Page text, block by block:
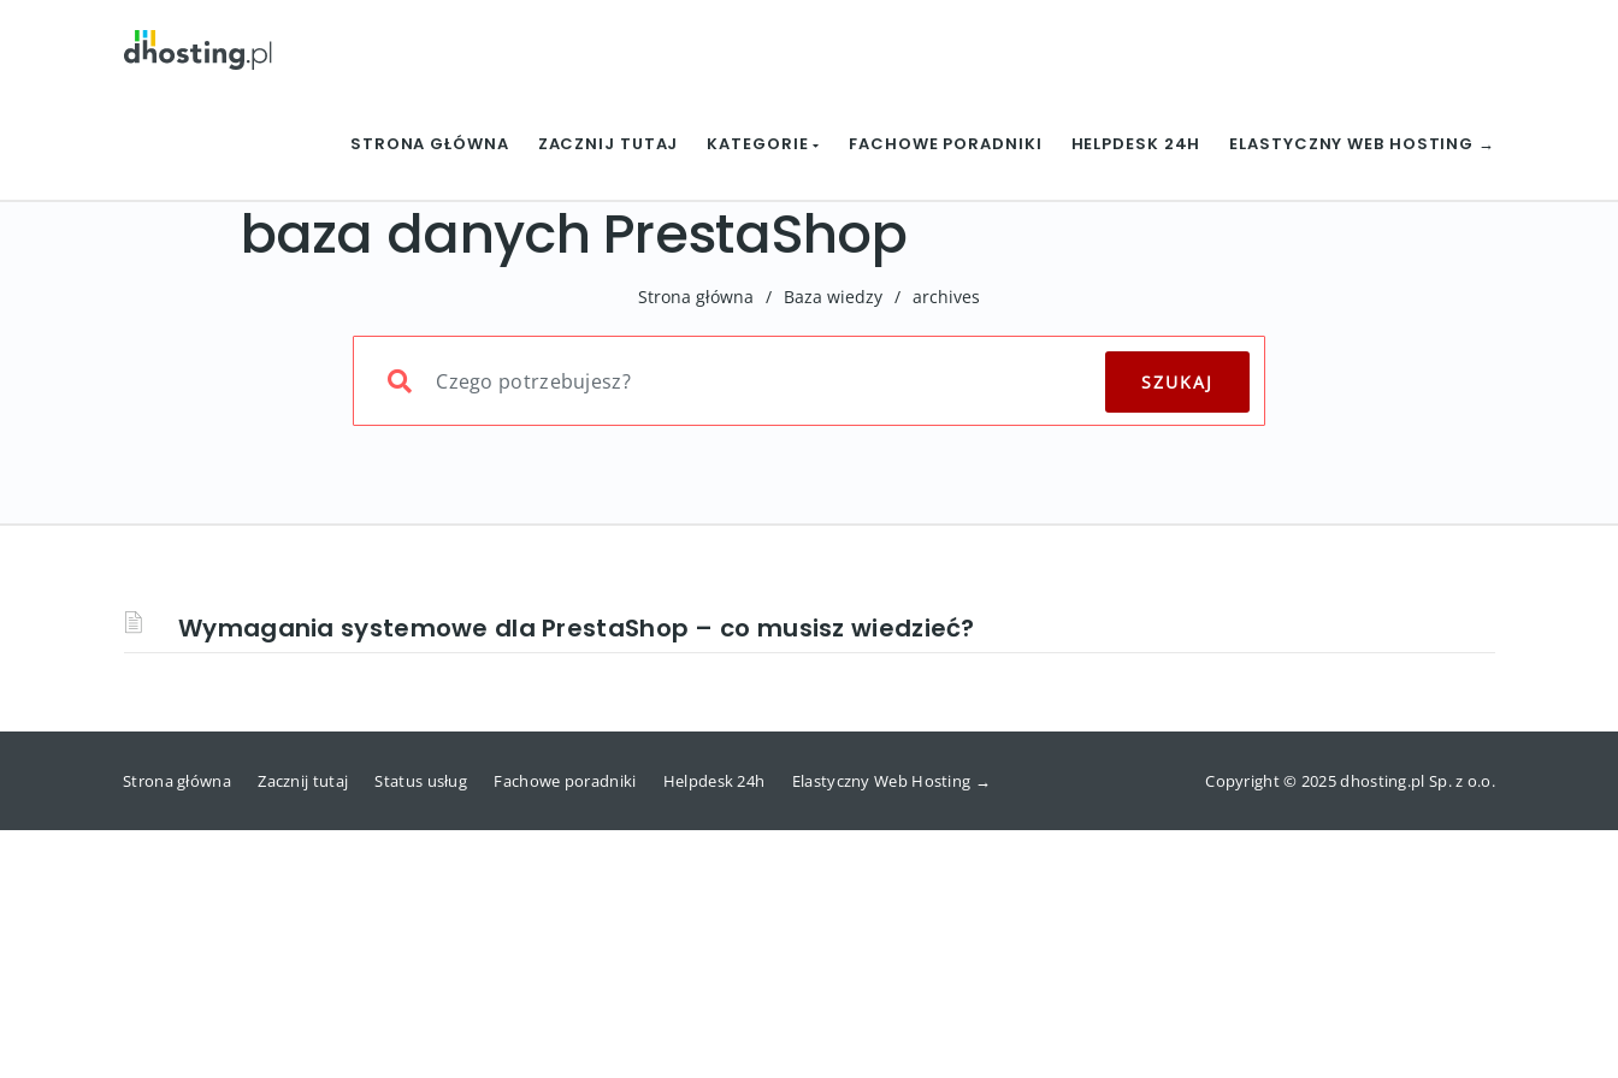
STRONA GŁÓWNA ZACZNIJ TUTAJ KATEGORIE FACHOWE PORADNIKI HELPDESK 24H ELASTYCZNY WEB HOSTING →
baza danych PrestaShop
Strona główna / Baza wiedzy / archives
Wymagania systemowe dla PrestaShop – co musisz wiedzieć?
Strona główna Zacznij tutaj Status usług Fachowe poradniki Helpdesk 24h Elastyczny Web Hosting → Copyright © 2025 dhosting.pl Sp. z o.o.